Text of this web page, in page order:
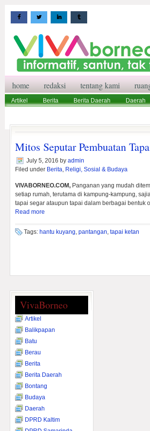
home redaksi tentang kami
Artikel Berita Berita Daerah Daerah
Mitos Seputar Pembuatan
July 5, 2016 by admin
Filed under Berita, Religi, Sosial & Budaya
VIVABORNEO.COM, Panganan yang mudah
setiap rumah, terutama di kampung-kampung,
tapai segar ataupun tapai dalam berbagai bentuk
Read more
Tags: hantu kuyang, pantangan, tapai ketan
VivaBorneo
Artikel
Balikpapan
Batu
Berau
Berita
Berita Daerah
Bontang
Budaya
Daerah
DPRD Kaltim